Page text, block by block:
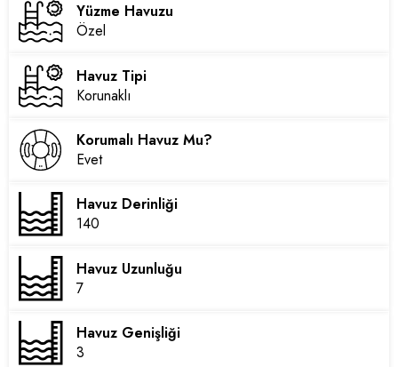
Yüzme Havuzu
Özel
Havuz Tipi
Korunaklı
Korumalı Havuz Mu?
Evet
Havuz Derinliği
140
Havuz Uzunluğu
7
Havuz Genişliği
3